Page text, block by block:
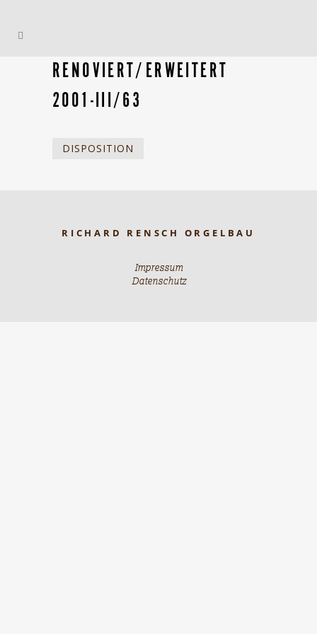
RENOVIERT/ERWEITERT
2001-III/63
DISPOSITION
RICHARD RENSCH ORGELBAU
Impressum
Datenschutz